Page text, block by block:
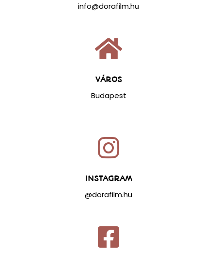
info@dorafilm.hu
VÁROS
Budapest
INSTAGRAM
@dorafilm.hu